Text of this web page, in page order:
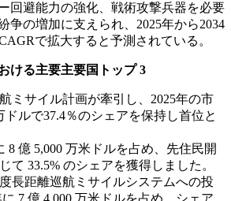
回避能力の強化、戦術攻撃兵器を必要
争の増加に支えられ、2025年から2034
で拡大すると予測されている。
ける主要主要国トップ 3
ミサイル計画が牽引し、2025年の市
ドルで37.4％のシェアを保持し首位と
8 億 5,000 万米ドルを占め、先住民開
て 33.5% のシェアを獲得しました。
長距離巡航ミサイルシステムへの投
7 億 4,000 万米ドルを占め、シェア